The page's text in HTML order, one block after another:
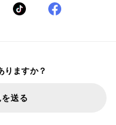
りますか？
送る